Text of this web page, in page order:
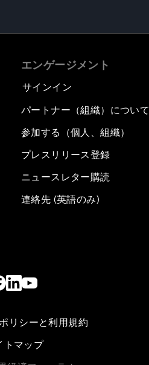
エンゲージメント
サインイン
パートナー（組織）について
参加する（個人、組織）
プレスリリース登録
ニュースレター購読
連絡先 (英語のみ)
リシーと利用規約
トマップ